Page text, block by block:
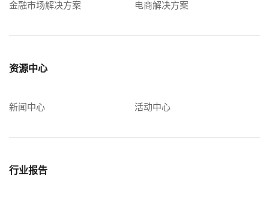
金融市场解决方案 电商解决方案
资源中心
新闻中心 活动中心
行业报告